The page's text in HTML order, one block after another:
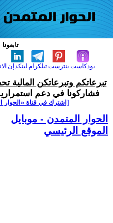
لينكدإن تيلكرامبنترست بودكاست
تبرعاتكم وتبرعاتكن المالية
فشاركونا في دعم
[اشترك في قناة ‫«الحوار
الحوار المتمدن - موبايل
الموقع الرئيسي